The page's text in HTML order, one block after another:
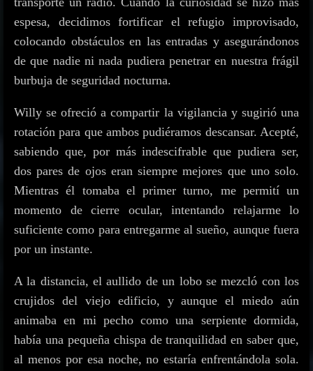
espesa, decidimos fortificar el refugio improvisado,
colocando obstáculos en las entradas y asegurándonos
de que nadie ni nada pudiera penetrar en nuestra frágil
burbuja de seguridad nocturna.
Willy se ofreció a compartir la vigilancia y sugirió una
rotación para que ambos pudiéramos descansar. Acepté,
sabiendo que, por más indescifrable que pudiera ser,
dos pares de ojos eran siempre mejores que uno solo.
Mientras él tomaba el primer turno, me permití un
momento de cierre ocular, intentando relajarme lo
suficiente como para entregarme al sueño, aunque fuera
por un instante.
A la distancia, el aullido de un lobo se mezcló con los
crujidos del viejo edificio, y aunque el miedo aún
animaba en mi pecho como una serpiente dormida,
había una pequeña chispa de tranquilidad en saber que,
al menos por esa noche, no estaría enfrentándola sola.